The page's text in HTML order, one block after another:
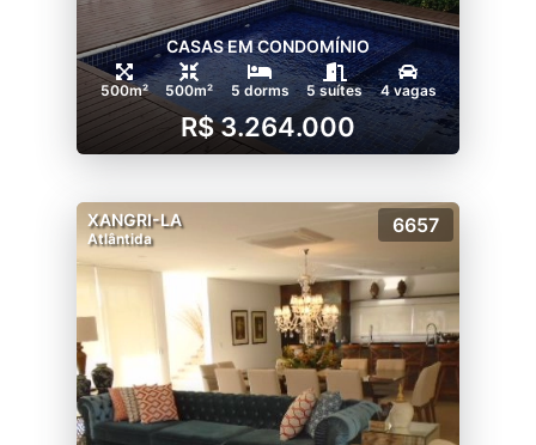
CASAS EM CONDOMÍNIO
500m² 500m² 5 dorms 5 suítes 4 vagas
R$ 3.264.000
XANGRI-LA
Atlântida
6657